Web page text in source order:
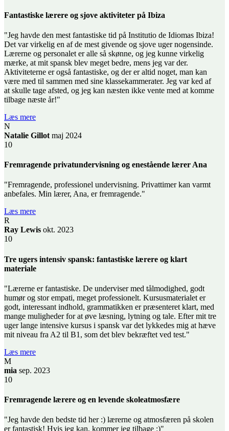
Fantastiske lærere og sjove aktiviteter på Ibiza
"Jeg havde den mest fantastiske tid på Institutio de Idiomas Ibiza!
Det var virkelig en af de mest givende og sjove uger nogensinde.
Lærerne og personalet er alle så skønne, og jeg kunne virkelig
mærke, at mit spansk blev meget bedre, mens jeg var der.
Aktiviteterne er også fantastiske, og der er altid noget, man kan
være med til sammen med sine klassekammerater. Jeg var ked af
at skulle tage afsted, og jeg kan næsten ikke vente med at komme
tilbage næste år!"
Læs mere
N
Natalie Gillot maj 2024
10
Fremragende privatundervisning og enestående lærer Ana
"Fremragende, professionel undervisning. Privattimer kan varmt
anbefales. Min lærer, Ana, er fremragende."
Læs mere
R
Ray Lewis okt. 2023
10
Tre ugers intensiv spansk: fantastiske lærere og klart
materiale
"Lærerne er fantastiske. De underviser med tålmodighed, godt
humør og stor empati, meget professionelt. Kursusmaterialet er
godt, interessant indhold, grammatikken er præsenteret klart, med
mange muligheder for at øve læsning, lytning og tale. Efter mit tre
uger lange intensive kursus i spansk var det lykkedes mig at hæve
mit niveau fra A2 til B1, som det blev bekræftet ved test."
Læs mere
M
mia sep. 2023
10
Fremragende lærere og en levende skoleatmosfære
"Jeg havde den bedste tid her :) lærerne og atmosfæren på skolen
er fantastisk! Hvis jeg kan, kommer jeg tilbage :)"